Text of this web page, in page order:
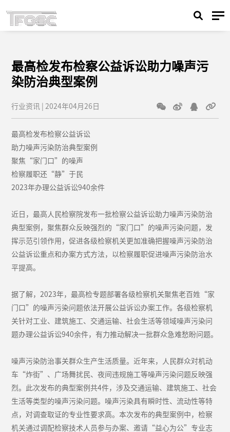
最高检发布检察公益诉讼助力噪声污
染防治典型案例
行业资讯 | 2024年04月26日
最高检发布检察公益诉讼
助力噪声污染防治典型案例
聚焦“家门口”的噪声
检察履职还“静”于民
2023年办理公益诉讼940余件
近日，最高人民检察院发布一批检察公益诉讼助力噪声污染防治
典型案例，聚焦群众反映强烈的“家门口”的噪声污染问题，发
挥示范引领作用，促进各级检察机关更加准确把握噪声污染防治
公益诉讼重点和办案方式方法，以检察履职促进噪声污染防治水
平提高。
据了解，2023年，最高检专题部署各级检察机关聚焦老百姓“家
门口”的噪声污染问题依法开展公益诉讼办案工作。各级检察机
关针对工业、建筑施工、交通运输、社会生活等领域噪声污染问
题办理公益诉讼940余件，有力推动解决一批群众急难愁盼问题。
噪声污染防治事关群众生产生活质量。近年来，人民群众对机动
车“炸街”、广场舞扰民、夜间违规施工等噪声污染问题反映强
烈。此次发布的典型案例共4件，涉及交通运输、建筑施工、社会
生活等类型的噪声污染问题。噪声污染具有瞬时性、流动性等特
点，对调查取证的专业性要求高。本次发布的典型案例中，检察
机关通过调配检察技术人员参与办案、邀请“益心为公”专业志